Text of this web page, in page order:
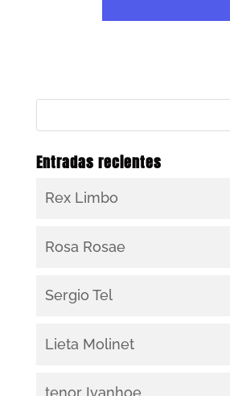
Entradas recientes
Rex Limbo
Rosa Rosae
Sergio Tel
Lieta Molinet
tenor Ivanhoe